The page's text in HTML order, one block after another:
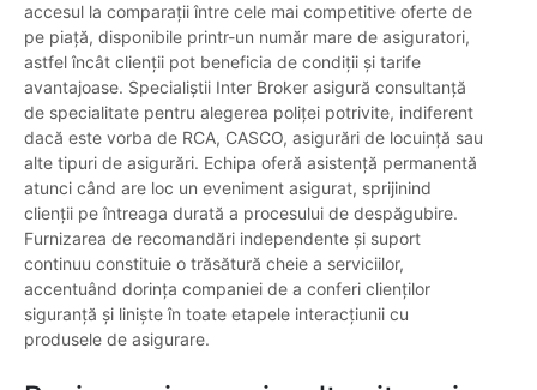
accesul la comparații între cele mai competitive oferte de
pe piață, disponibile printr-un număr mare de asiguratori,
astfel încât clienții pot beneficia de condiții și tarife
avantajoase. Specialiștii Inter Broker asigură consultanță
de specialitate pentru alegerea poliței potrivite, indiferent
dacă este vorba de RCA, CASCO, asigurări de locuință sau
alte tipuri de asigurări. Echipa oferă asistență permanentă
atunci când are loc un eveniment asigurat, sprijinind
clienții pe întreaga durată a procesului de despăgubire.
Furnizarea de recomandări independente și suport
continuu constituie o trăsătură cheie a serviciilor,
accentuând dorința companiei de a conferi clienților
siguranță și liniște în toate etapele interacțiunii cu
produsele de asigurare.